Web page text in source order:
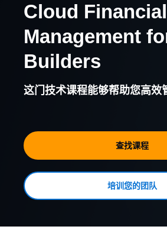
Cloud Financial
Management
Builders
这门技术课程能够帮助您高效
查找课程
培训您的团队